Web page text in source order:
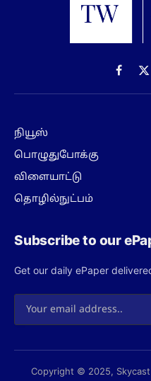
X
நியூஸ்
பொழுதுபோக்கு
விளையாட்டு
தொழில்நுட்பம்
Subscribe to our
Get our daily ePaper
Copyright © 2025,